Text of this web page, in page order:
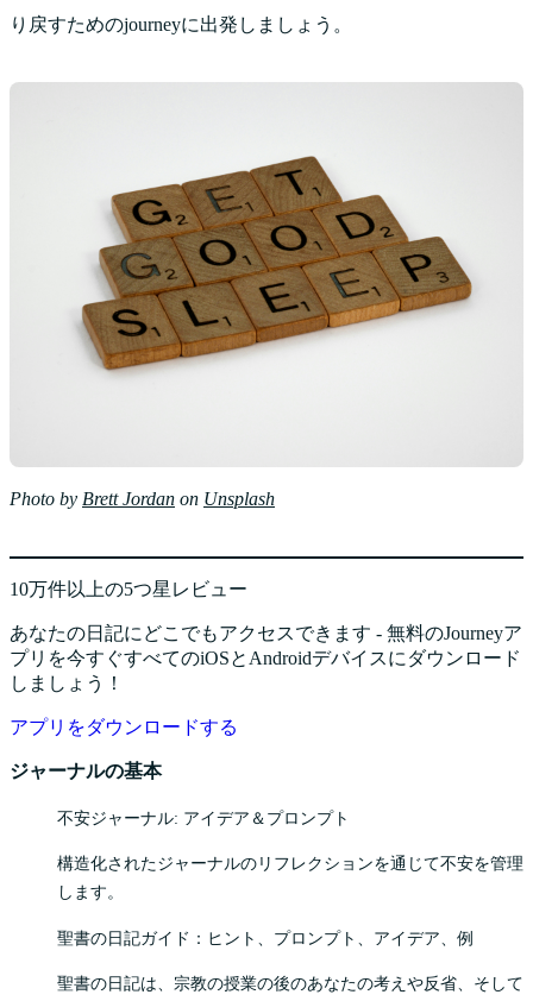
り戻すためのjourneyに出発しましょう。
Photo by Brett Jordan on Unsplash
10万件以上の5つ星レビュー
あなたの日記にどこでもアクセスできます - 無料のJourneyア
プリを今すぐすべてのiOSとAndroidデバイスにダウンロード
しましょう！
アプリをダウンロードする
ジャーナルの基本
不安ジャーナル: アイデア＆プロンプト
構造化されたジャーナルのリフレクションを通じて不安を管理
します。
聖書の日記ガイド：ヒント、プロンプト、アイデア、例
聖書の日記は、宗教の授業の後のあなたの考えや反省、そして